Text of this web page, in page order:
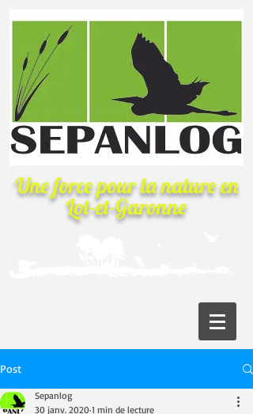
Une force pour la natureen
Lot-et-Garonne
Post
Sepanlog
30 janv. 2020 1 min de lecture